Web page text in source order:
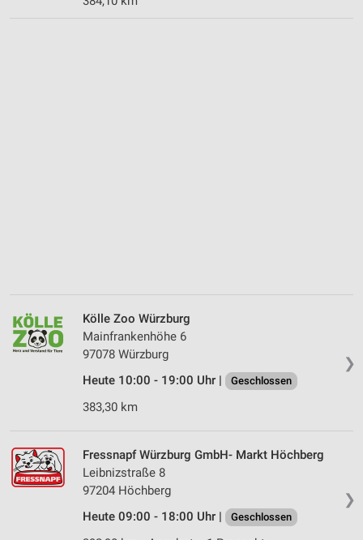
❯
Kölle Zoo Würzburg
Mainfrankenhöhe 6
97078 Würzburg
Heute 10:00 - 19:00 Uhr |
Geschlossen
383,30 km
❯
Fressnapf Würzburg GmbH- Markt Höchberg
Leibnizstraße 8
97204 Höchberg
Heute 09:00 - 18:00 Uhr |
Geschlossen